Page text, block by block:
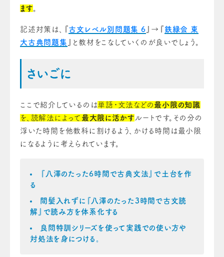
ます。
記述対策は、『 古文レベル別問題集 6 』→『 鉄緑会 東
大古典問題集 』と教材をこなしていくのが良いでしょう。
さいごに
ここで紹介しているのは単語・文法などの 最小限の知識
を、読解法によって 最大限に活かす ルートです。その分の
浮いた時間を他教科に割けるよう、かける時間は最小限
になるように考えられています。
『八澤のたった6時間で古典文法』 で土台を作
る
間髪入れずに『
八澤のたった3時間で古文読
解 』で読み方を体系化する
良問特訓シリーズを使って実践での使い方や
対処法を身につける。